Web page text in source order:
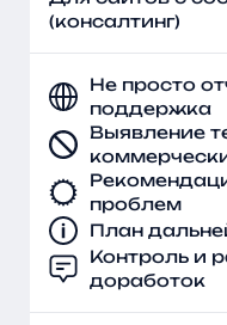
(консалтинг)
Не просто
поддержка
Выявление
проблем
План
Контроль и
доработок